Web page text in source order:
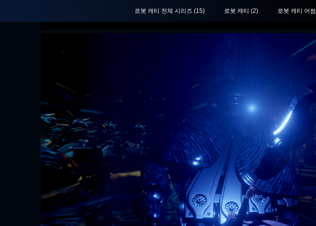
로봇 캐티 전체 시리즈 (15) 로봇 캐티 (2) 로봇 캐티 어썸